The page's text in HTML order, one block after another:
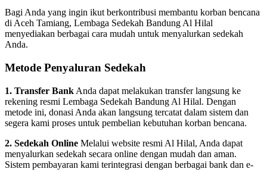
Bagi Anda yang ingin ikut berkontribusi membantu korban bencana
di Aceh Tamiang, Lembaga Sedekah Bandung Al Hilal
menyediakan berbagai cara mudah untuk menyalurkan sedekah
Anda.
Metode Penyaluran Sedekah
1. Transfer Bank Anda dapat melakukan transfer langsung ke
rekening resmi Lembaga Sedekah Bandung Al Hilal. Dengan
metode ini, donasi Anda akan langsung tercatat dalam sistem dan
segera kami proses untuk pembelian kebutuhan korban bencana.
2. Sedekah Online Melalui website resmi Al Hilal, Anda dapat
menyalurkan sedekah secara online dengan mudah dan aman.
Sistem pembayaran kami terintegrasi dengan berbagai bank dan e-